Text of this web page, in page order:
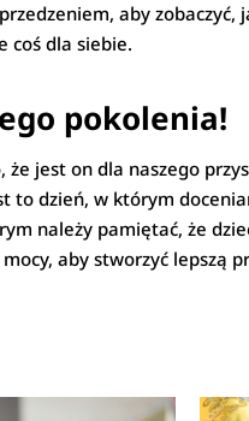
aby zobaczyć,
coś dla siebie.
pokolenia!
jest on dla naszego
to dzień, w którym
należy pamiętać, że
aby stworzyć lepszą